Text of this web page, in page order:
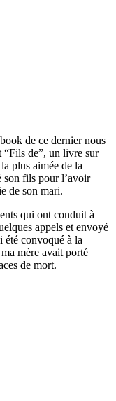
de ce dernier nous
“Fils de”, un livre sur
plus aimée de la
son fils pour l’avoir
de son mari.
qui ont conduit à
appels et envoyé
été convoqué à la
mère avait porté
de mort.